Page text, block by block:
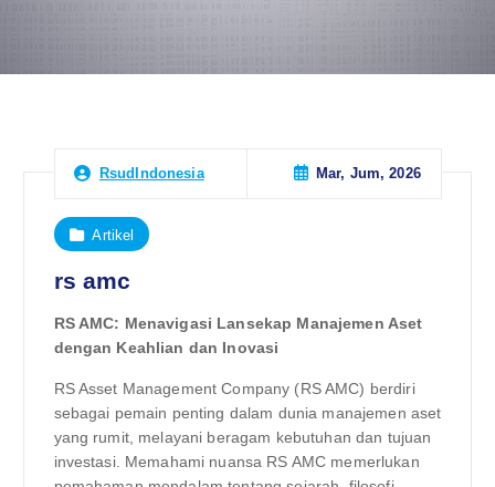
RsudIndonesia Mar, Jum, 2026
Artikel
rs amc
RS AMC: Menavigasi Lansekap Manajemen Aset
dengan Keahlian dan Inovasi
RS Asset Management Company (RS AMC) berdiri
sebagai pemain penting dalam dunia manajemen aset
yang rumit, melayani beragam kebutuhan dan tujuan
investasi. Memahami nuansa RS AMC memerlukan